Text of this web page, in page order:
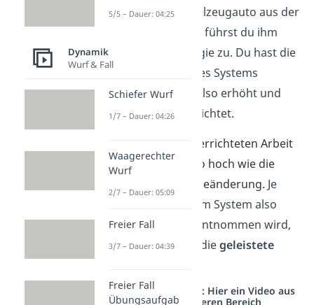
Wenn du ein Spielzeugauto aus der
Ruhe anschiebst, führst du ihm
Bewegungsenergie zu. Du hast die
Energiemenge des Systems
‚Spielzeugauto‘ also erhöht und
somit Arbeit verrichtet.
Die Menge der verrichteten Arbeit
ist dabei genauso hoch wie die
Größe der Energieänderung. Je
dem System also
zugeführt oder entnommen wird,
destogrößer ist diegeleistete
Studyflix vernetzt: Hier ein Video aus
einem anderen Bereich
5/5 – Dauer: 04:25
Dynamik
Wurf & Fall
Schiefer Wurf
1/7 – Dauer: 04:26
Waagerechter
Wurf
2/7 – Dauer: 05:09
Freier Fall
3/7 – Dauer: 04:39
Freier Fall
Übungsaufgab